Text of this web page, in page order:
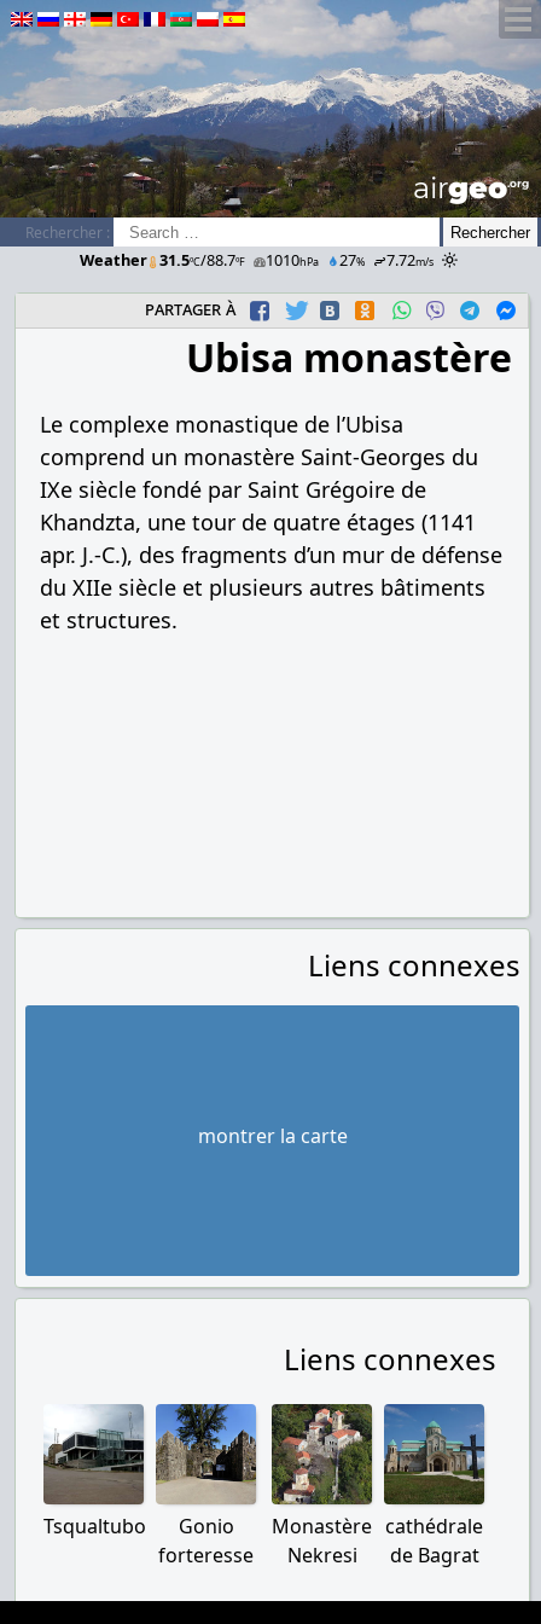
airGEO.oRg
Rechercher :
Weather 31.5ºC/88.7ºF 1010hPa 27% 7.72m/s
partager à
Ubisa monastère
Le complexe monastique de l’Ubisa
comprend un monastère Saint-Georges du
IXe siècle fondé par Saint Grégoire de
Khandzta, une tour de quatre étages (1141
apr. J.-C.), des fragments d’un mur de défense
du XIIe siècle et plusieurs autres bâtiments
et structures.
Liens connexes
montrer la carte
Liens connexes
Tsqualtubo
Gonio
forteresse
Monastère
Nekresi
cathédrale
de Bagrat